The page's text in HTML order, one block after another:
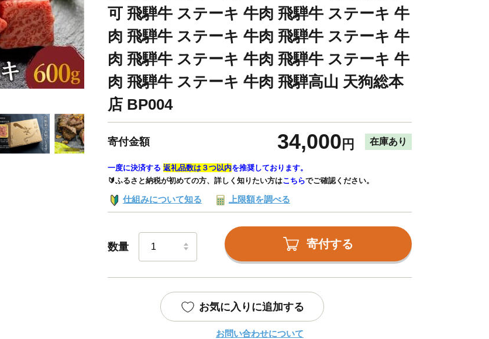
可 飛騨牛 ステーキ 牛肉 飛騨牛 ステーキ 牛
肉 飛騨牛 ステーキ 牛肉 飛騨牛 ステーキ 牛
肉 飛騨牛 ステーキ 牛肉 飛騨牛 ステーキ 牛
肉 飛騨牛 ステーキ 牛肉 飛騨高山 天狗総本
店 BP004
寄付金額 34,000 円 在庫あり
一度に決済する 返礼品数は３つ以内を推奨しております。
🔰ふるさと納税が初めての方、詳しく知りたい方はこちらでご確認ください。
仕組みについて知る 上限額を調べる
数量 寄付する
お気に入りに追加する
お問い合わせについて